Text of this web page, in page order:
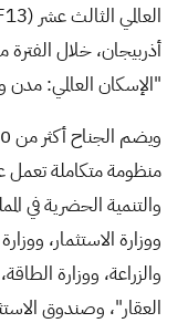
العالمي الثالث عشر (
"الإسكان العالمي:
منظومة متكاملة تعمل
والتنمية الحضرية في
ووزارة الاستثمار،
والزراعة، ووزارة
العقار"، وصندوق